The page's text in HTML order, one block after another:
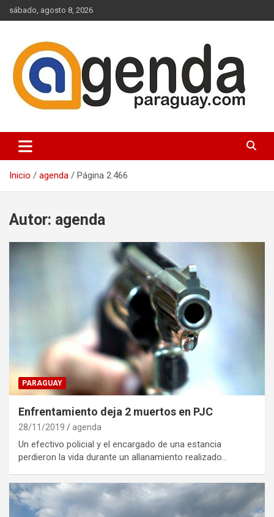
Saltar
al
sábado, agosto 8, 2026
Agenda Paraguay
Inicio agenda Página 2.466
Autor: agenda
PARAGUAY
Enfrentamiento deja 2 muertos en PJC
28/11/2019 agenda
Un efectivo policial y el encargado de una estancia
perdieron la vida durante un allanamiento realizado…